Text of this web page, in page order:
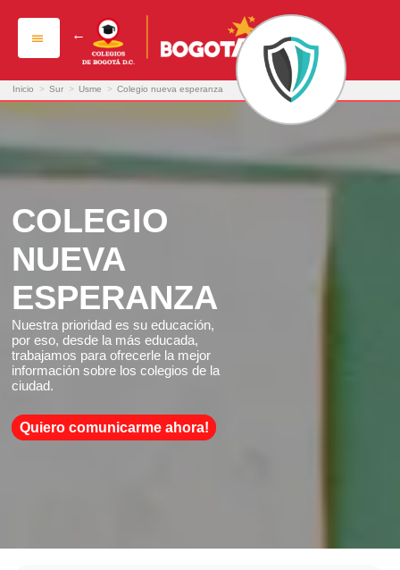
colegio nueva esperanza
Inicio > Sur > Usme > Colegio nueva esperanza
COLEGIO
NUEVA
ESPERANZA
Nuestra prioridad es su educación,
por eso, desde la más educada,
trabajamos para ofrecerle la mejor
información sobre los colegios de la
ciudad.
Quiero comunicarme ahora!